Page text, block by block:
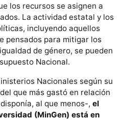
los recursos se asignen a
La actividad estatal y los
incluyendo aquellos
pensados para mitigar los
de género, se pueden
Nacional.
Nacionales según su
que más gastó en relación
al que menos-, el
(MinGen) está en